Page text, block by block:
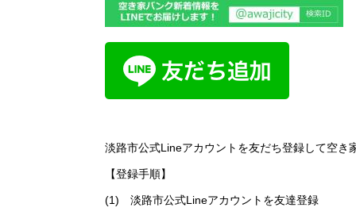
淡路市公式Lineアカウントを友だち登録して空き
【登録手順】
(1) 淡路市公式Lineアカウントを友達登録